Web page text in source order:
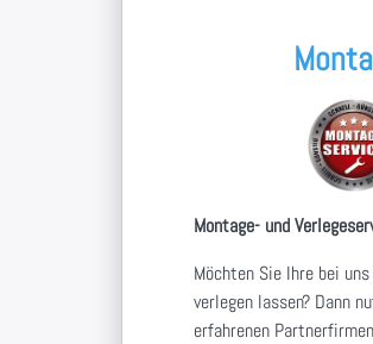
Montage- und
Möchten Sie Ihre bei
verlegen lassen? Dann
erfahrenen